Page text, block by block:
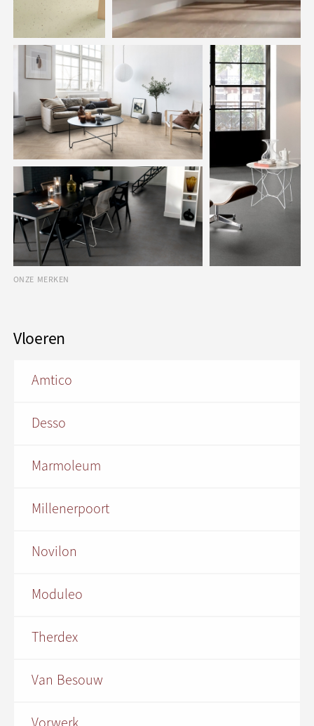
ONZE MERKEN
Vloeren
Amtico
Desso
Marmoleum
Millenerpoort
Novilon
Moduleo
Therdex
Van Besouw